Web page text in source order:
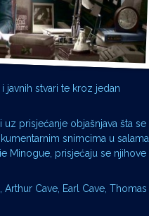
javnih stvari te kroz jedan
prisjećanje objašnjava šta se
snimcima u salama
Minogue, prisjećaju se njihove
Cave, Earl Cave, Thomas